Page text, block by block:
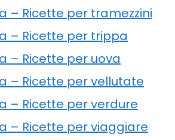
– Ricette per tramezzini
– Ricette per trippa
– Ricette per uova
– Ricette per vellutate
– Ricette per verdure
– Ricette per viaggiare